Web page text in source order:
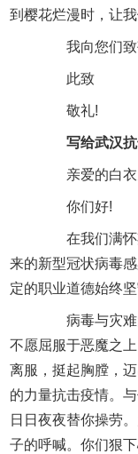
到樱花烂漫时，让
我向您们致
此致
敬礼!
写给武汉抗
亲爱的白衣
你们好!
在我们满怀
来的新型冠状病毒
定的职业道德始终
病毒与灾难
不愿屈服于恶魔之
离服，挺起胸膛，
的力量抗击疫情。
日日夜夜替你操劳
子的呼喊。你们狠